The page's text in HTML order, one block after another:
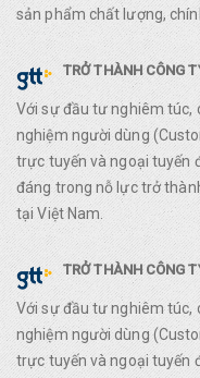
sản phẩm chất lượng,
TRỞ THÀNH CÔNG
Với sự đầu tư nghiêm túc,
nghiệm người dùng
trực tuyến và ngoại tuyến
đáng trong nỗ lực trở
tại Việt Nam.
TRỞ THÀNH CÔNG
Với sự đầu tư nghiêm túc,
nghiệm người dùng
trực tuyến và ngoại tuyến